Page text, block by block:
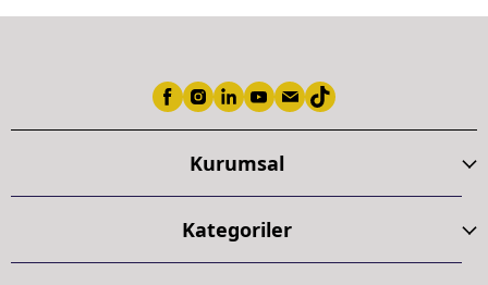
Kurumsal
Kategoriler